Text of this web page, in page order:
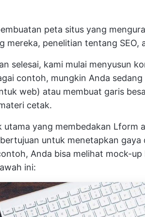
peta situs yang
mereka, penelitian tentang SEO,
selesai, kami mulai menyusun
contoh, mungkin Anda sedang
web) atau membuat garis
cetak.
utama yang membedakan Lform
untuk menetapkan
Anda bisa melihat mock-
ini: